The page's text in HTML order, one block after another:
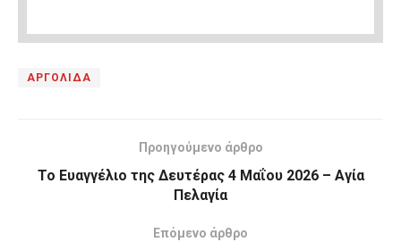
ΑΡΓΟΛΙΔΑ
Προηγούμενο άρθρο
Το Ευαγγέλιο της Δευτέρας 4 Μαΐου 2026 – Αγία
Πελαγία
Επόμενο άρθρο